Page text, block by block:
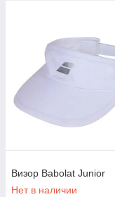
Визор Babolat Junior
Нет в наличии